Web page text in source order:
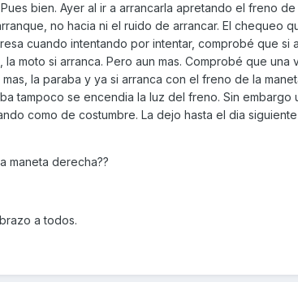
bien. Ayer al ir a arrancarla apretando el freno de
no hacia ni el ruido de arrancar. El chequeo
cuando intentando por intentar, comprobé que si
moto si arranca. Pero aun mas. Comprobé que una
la paraba y ya si arranca con el freno de la
tampoco se encendia la luz del freno. Sin embargo
como de costumbre. La dejo hasta el dia
maneta derecha??
a todos.